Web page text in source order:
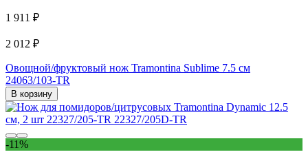
1 911 ₽
2 012 ₽
Овощной/фруктовый нож Tramontina Sublime 7.5 см
24063/103-TR
В корзину
-11%